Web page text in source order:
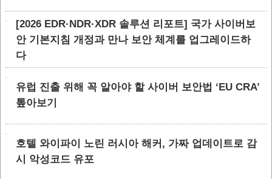
[2026 EDR·NDR·XDR 솔루션 리포트] 국가 사이버보
안 기본지침 개정과 만나 보안 체계를 업그레이드하
다
유럽 진출 위해 꼭 알아야 할 사이버 보안법 ‘EU CRA’
톺아보기
호텔 와이파이 노린 러시아 해커, 가짜 업데이트로 감
시 악성코드 유포